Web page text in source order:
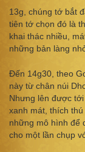
13g, chúng tớ bắt
tiên tớ chọn đó là
khai thác nhiều,
những bản làng
Đến 14g30, theo
này từ chân núi
Nhưng lên được
xanh mát, thích
những mô hình để
cho một lần chụp